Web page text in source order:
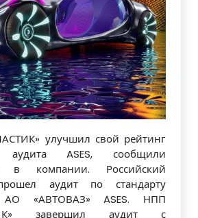
улучшил свой рейтинг
ASES, сообщили
в компании. Российский
аудит по стандарту
АО «АВТОВАЗ» ASES. НПП
завершил аудит с